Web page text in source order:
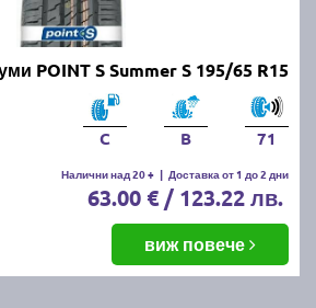
налягането, дълбочината
на гумите. Избягвайте
шофиране, тъй като
износване. Почиствайте
и ги проверявайте за
зимните и
POINT S Summer S 195/65 R15
C B 71
Налични над 20 + | Доставка от 1 до 2 дни
63.00 € / 123.22 лв.
виж повече